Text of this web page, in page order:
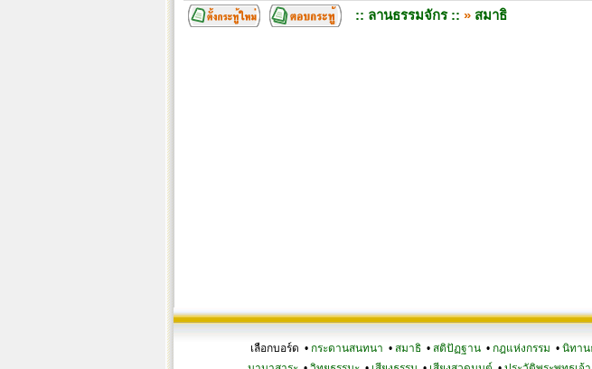
:: ลานธรรมจักร :: » สมาธิ
เลือกบอร์ด • กระดานสนทนา • สมาธิ • สติปัฏฐาน • กฎแห่งกรรม • นิทาน